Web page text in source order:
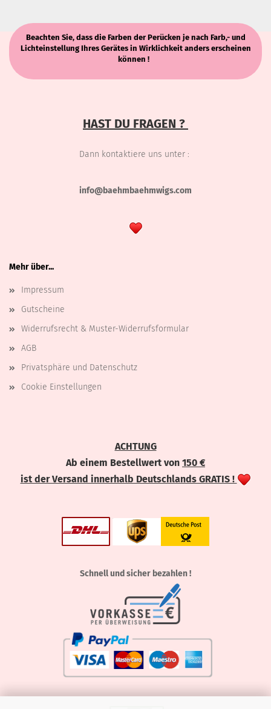
Beachten Sie, dass die Farben der Perücken je nach Farb,- und
Lichteinstellung Ihres Gerätes in Wirklichkeit anders erscheinen
können !
HAST DU FRAGEN ?
Dann kontaktiere uns unter :
info@baehmbaehmwigs.com
Mehr über...
Impressum
Gutscheine
Widerrufsrecht & Muster-Widerrufsformular
AGB
Privatsphäre und Datenschutz
Cookie Einstellungen
ACHTUNG
Ab einem Bestellwert von 150 €
ist der Versand innerhalb Deutschlands GRATIS !
Schnell und sicher bezahlen !